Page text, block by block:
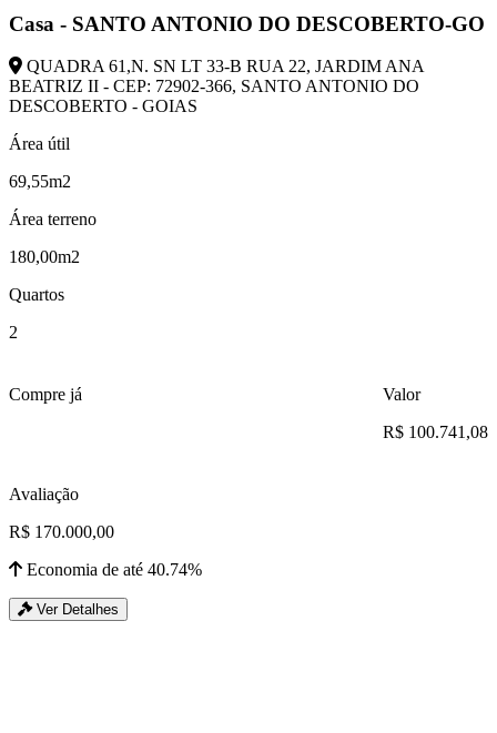
Casa - SANTO ANTONIO DO DESCOBERTO-GO
QUADRA 61,N. SN LT 33-B RUA 22, JARDIM ANA
BEATRIZ II - CEP: 72902-366, SANTO ANTONIO DO
DESCOBERTO - GOIAS
Área útil
69,55m2
Área terreno
180,00m2
Quartos
2
Compre já
Valor
R$ 100.741,08
Avaliação
R$ 170.000,00
Economia de até 40.74%
Ver Detalhes